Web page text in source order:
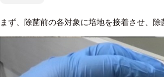
まず、除菌前の各対象に培地を接着させ、